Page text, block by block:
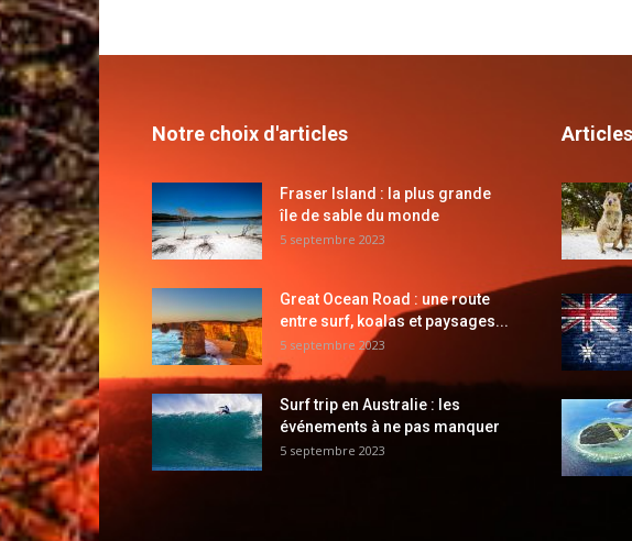
Notre choix d'articles
Fraser Island : la plus grande
île de sable du monde
5 septembre 2023
Great Ocean Road : une route
entre surf, koalas et paysages...
5 septembre 2023
Surf trip en Australie : les
événements à ne pas manquer
5 septembre 2023